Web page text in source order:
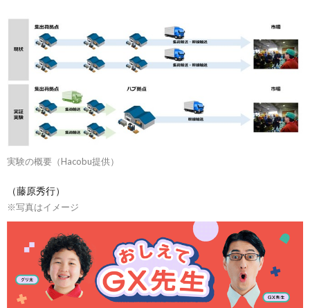
実験の概要（Hacobu提供）
（藤原秀行）
※写真はイメージ